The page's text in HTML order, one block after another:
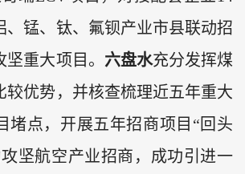
、锰、钛、氟钡产业市县联动招
重大项目。 六盘水充分发挥煤
较优势，并核查梳理近五年重大
堵点，开展五年招商项目“回头
坚航空产业招商，成功引进一